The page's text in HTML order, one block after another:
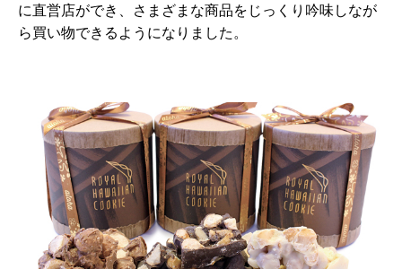
に直営店ができ、さまざまな商品をじっくり吟味しなが
ら買い物できるようになりました。